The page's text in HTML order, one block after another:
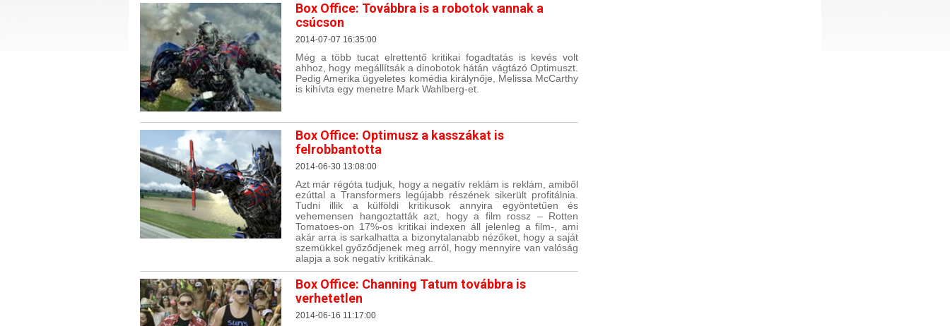
Box Office: Továbbra is a robotok vannak a
csúcson
2014-07-07 16:35:00
Még a több tucat elrettentő kritikai fogadtatás is kevés volt
ahhoz, hogy megállítsák a dinobotok hátán vágtázó Optimuszt.
Pedig Amerika ügyeletes komédia királynője, Melissa McCarthy
is kihívta egy menetre Mark Wahlberg-et.
Box Office: Optimusz a kasszákat is
felrobbantotta
2014-06-30 13:08:00
Azt már régóta tudjuk, hogy a negatív reklám is reklám, amiből
ezúttal a Transformers legújabb részének sikerült profitálnia.
Tudni illik a külföldi kritikusok annyira egyöntetűen és
vehemensen hangoztatták azt, hogy a film rossz – Rotten
Tomatoes-on 17%-os kritikai indexen áll jelenleg a film-, ami
akár arra is sarkalhatta a bizonytalanabb nézőket, hogy a saját
szemükkel győződjenek meg arról, hogy mennyire van valóság
alapja a sok negatív kritikának.
Box Office: Channing Tatum továbbra is
verhetetlen
2014-06-16 11:17:00